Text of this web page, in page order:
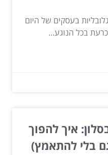
בעסקים של היום
בכל הנוגע...
איך להפוך
בלי להתאמץ)